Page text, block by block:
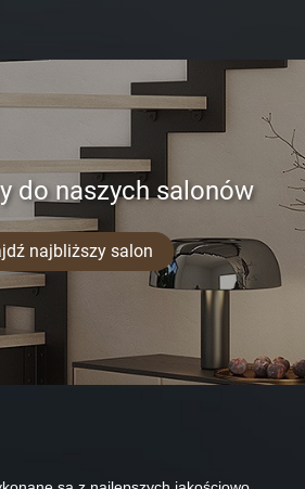
do naszych salonów
najbliższy salon